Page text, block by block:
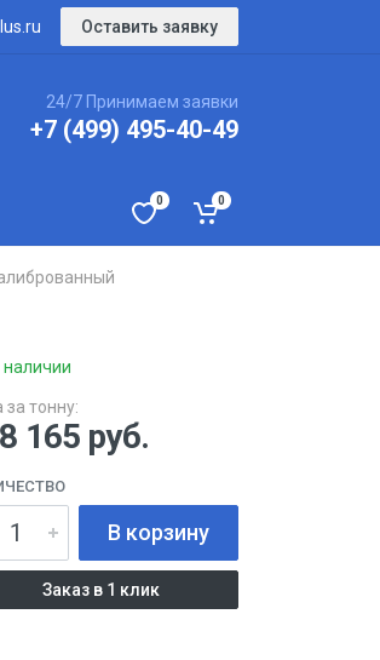
Оставить заявку
24/7 Принимаем заявки
+7 (499) 495-40-49
0 0
наличии
за тонну:
165 руб.
В корзину
Заказ в 1 клик